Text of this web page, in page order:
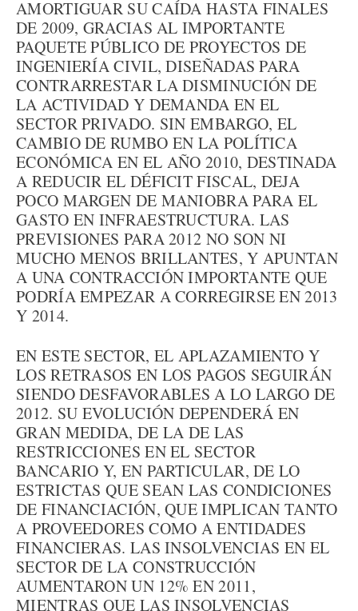
AMORTIGUAR SU CAÍDA HASTA FINALES
DE 2009, GRACIAS AL IMPORTANTE
PAQUETE PÚBLICO DE PROYECTOS DE
INGENIERÍA CIVIL, DISEÑADAS PARA
CONTRARRESTAR LA DISMINUCIÓN DE
LA ACTIVIDAD Y DEMANDA EN EL
SECTOR PRIVADO. SIN EMBARGO, EL
CAMBIO DE RUMBO EN LA POLÍTICA
ECONÓMICA EN EL AÑO 2010, DESTINADA
A REDUCIR EL DÉFICIT FISCAL, DEJA
POCO MARGEN DE MANIOBRA PARA EL
GASTO EN INFRAESTRUCTURA. LAS
PREVISIONES PARA 2012 NO SON NI
MUCHO MENOS BRILLANTES, Y APUNTAN
A UNA CONTRACCIÓN IMPORTANTE QUE
PODRÍA EMPEZAR A CORREGIRSE EN 2013
Y 2014.
EN ESTE SECTOR, EL APLAZAMIENTO Y
LOS RETRASOS EN LOS PAGOS SEGUIRÁN
SIENDO DESFAVORABLES A LO LARGO DE
2012. SU EVOLUCIÓN DEPENDERÁ EN
GRAN MEDIDA, DE LA DE LAS
RESTRICCIONES EN EL SECTOR
BANCARIO Y, EN PARTICULAR, DE LO
ESTRICTAS QUE SEAN LAS CONDICIONES
DE FINANCIACIÓN, QUE IMPLICAN TANTO
A PROVEEDORES COMO A ENTIDADES
FINANCIERAS. LAS INSOLVENCIAS EN EL
SECTOR DE LA CONSTRUCCIÓN
AUMENTARON UN 12% EN 2011,
MIENTRAS QUE LAS INSOLVENCIAS